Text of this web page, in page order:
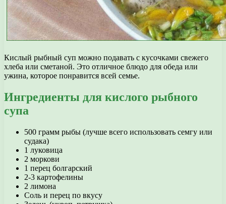
Кислый рыбный суп можно подавать с кусочками свежего
хлеба или сметаной. Это отличное блюдо для обеда или
ужина, которое понравится всей семье.
Ингредиенты для кислого рыбного
супа
500 грамм рыбы (лучше всего использовать семгу или
судака)
1 луковица
2 моркови
1 перец болгарский
2-3 картофелины
2 лимона
Соль и перец по вкусу